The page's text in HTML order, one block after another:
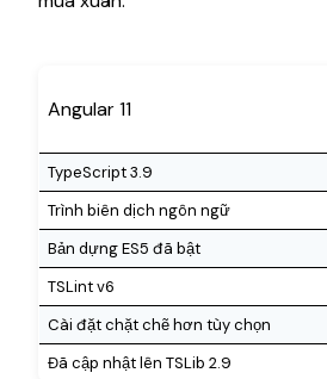
Angular 11
TypeScript 3.9
Trình biên dịch ngôn ngữ
Bản dựng ES5 đã bật
TSLint v6
Cài đặt chặt chẽ hơn tùy chọn
Đã cập nhật lên TSLib 2.9